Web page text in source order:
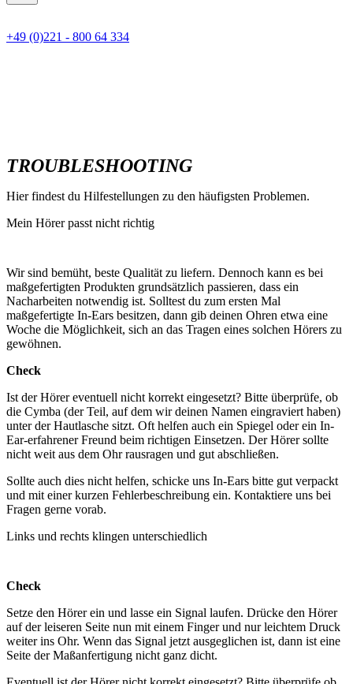
+49 (0)221 - 800 64 334
TROUBLESHOOTING
Hier findest du Hilfestellungen zu den häufigsten Problemen.
Mein Hörer passt nicht richtig
Wir sind bemüht, beste Qualität zu liefern. Dennoch kann es bei
maßgefertigten Produkten grundsätzlich passieren, dass ein
Nacharbeiten notwendig ist. Solltest du zum ersten Mal
maßgefertigte In-Ears besitzen, dann gib deinen Ohren etwa eine
Woche die Möglichkeit, sich an das Tragen eines solchen Hörers zu
gewöhnen.
Check
Ist der Hörer eventuell nicht korrekt eingesetzt? Bitte überprüfe, ob
die Cymba (der Teil, auf dem wir deinen Namen eingraviert haben)
unter der Hautlasche sitzt. Oft helfen auch ein Spiegel oder ein In-
Ear-erfahrener Freund beim richtigen Einsetzen. Der Hörer sollte
nicht weit aus dem Ohr rausragen und gut abschließen.
Sollte auch dies nicht helfen, schicke uns In-Ears bitte gut verpackt
und mit einer kurzen Fehlerbeschreibung ein. Kontaktiere uns bei
Fragen gerne vorab.
Links und rechts klingen unterschiedlich
Check
Setze den Hörer ein und lasse ein Signal laufen. Drücke den Hörer
auf der leiseren Seite nun mit einem Finger und nur leichtem Druck
weiter ins Ohr. Wenn das Signal jetzt ausgeglichen ist, dann ist eine
Seite der Maßanfertigung nicht ganz dicht.